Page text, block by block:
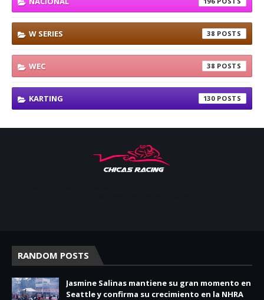
W SERIES 38
WEC 38
KARTING 130
RANDOM POSTS
Jasmine Salinas mantiene su gran momento en
Seattle y confirma su crecimiento en la NHRA